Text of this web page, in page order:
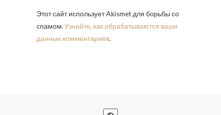
Этот сайт использует Akismet для борьбы со
спамом.Узнайте, как обрабатываются ваши
данные комментариев.